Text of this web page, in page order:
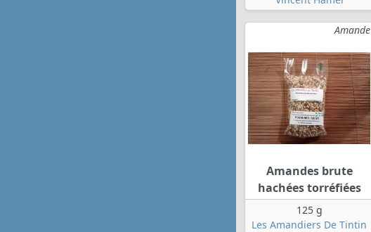
Amande
Amandes brute
hachées torréfiées
125 g
Les Amandiers De Tintin